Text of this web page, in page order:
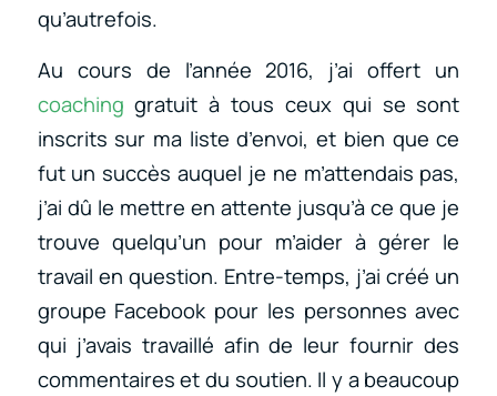
qu’autrefois.
Au cours de l’année 2016, j’ai offert un
coaching gratuit à tous ceux qui se sont
inscrits sur ma liste d’envoi, et bien que ce
fut un succès auquel je ne m’attendais pas,
j’ai dû le mettre en attente jusqu’à ce que je
trouve quelqu’un pour m’aider à gérer le
travail en question. Entre-temps, j’ai créé un
groupe Facebook pour les personnes avec
qui j’avais travaillé afin de leur fournir des
commentaires et du soutien. Il y a beaucoup